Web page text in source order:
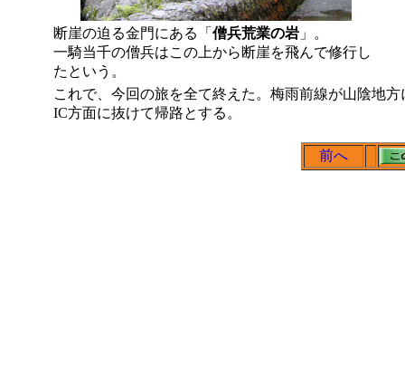
断崖の迫る金門にある「 僧兵荒業の岩」。
一騎当千の僧兵はこの上から断崖を飛んで修行し
たという。
これで、今回の旅を全て終えた。梅雨前線が山陰地
IC方面に抜けて帰路とする。
前へ